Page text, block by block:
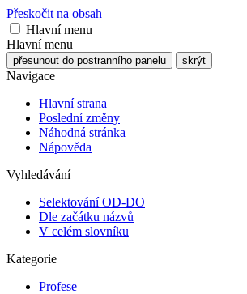
Přeskočit na obsah
Hlavní menu
Hlavní menu
přesunout do postranního panelu skrýt
Navigace
Hlavní strana
Poslední změny
Náhodná stránka
Nápověda
Vyhledávání
Selektování OD-DO
Dle začátku názvů
V celém slovníku
Kategorie
Profese